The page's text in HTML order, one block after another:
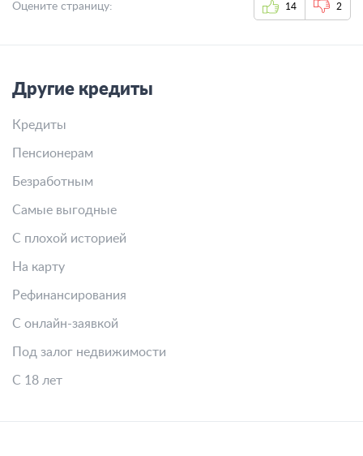
Оцените страницу: 14 2
Другие кредиты
Кредиты
Пенсионерам
Безработным
Самые выгодные
С плохой историей
На карту
Рефинансирования
С онлайн-заявкой
Под залог недвижимости
С 18 лет